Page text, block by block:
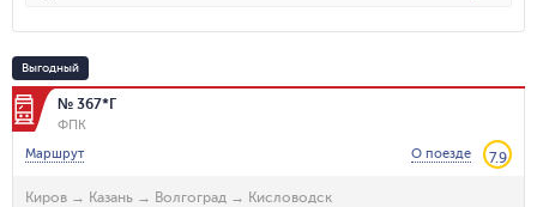
Выгодный
№ 367*Г
ФПК
Маршрут
О поезде 7.9
Киров → Казань → Волгоград → Кисловодск